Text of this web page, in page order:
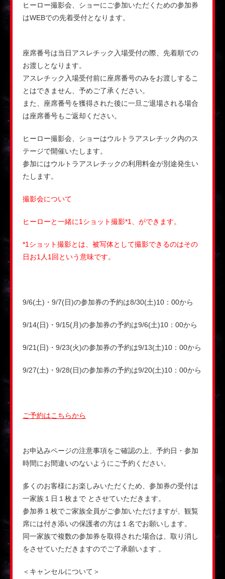
ヒーロー撮影会、ショーにご参加いただくための参加券
はWEBでの先着受付となります。
座席番号は当日アスレチック入場受付の際、先着順での
お渡しとなります。
アスレチック入場受付前に座席番号のみをお渡しするこ
とはできません、予めご了承ください。
また、座席番号を獲得された後に一旦ご退場される場合
は座席番号もご返却ください。
ヒーロー撮影会、ショーはウルトラアスレチック内のス
テージで開催いたします。
参加にはウルトラアスレチックの利用料金が別途発生い
たします。
撮影会について
ヒーローと一緒に1ショット撮影*1、ができます。
*1ショット撮影とは、被写体として撮影できるのはその
日お1人1回という意味です。
9/6(土)・9/7(日)の参加券の予約は8/30(土)10：00から
9/14(日)・9/15(月)の参加券の予約は9/6(土)10：00から
9/21(日)・9/23(火)の参加券の予約は9/13(土)10：00から
9/27(土)・9/28(日)の参加券の予約は9/20(土)10：00から
ご予約はこちらから
お申込みページの注意事項をご確認の上、予約日・参加
時間にお間違いのないようにご予約ください。
多くのお客様にお楽しみいただくため、参加券の受付は
一家族１日１枚まで とさせていただきます。
参加券１枚でご家族全員がご参加いただけますが、観覧
席には付き添いの保護者の方は１名でお願いします。
同一家族で複数の参加券を取得された場合は、取り消し
をさせていただきますのでご了承願います 。
＜キャンセルについて＞